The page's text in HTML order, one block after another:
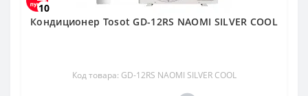
10
Кондиционер Tosot GD-12RS NAOMI SILVER COOL
Код товара: GD-12RS NAOMI SILVER COOL